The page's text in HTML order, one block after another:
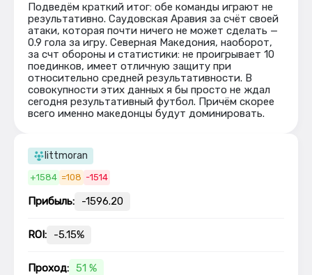
Подведём краткий итог: обе команды играют не
результативно. Саудовская Аравия за счёт своей
атаки, которая почти ничего не может сделать —
0.9 гола за игру. Северная Македония, наоборот,
за счт обороны и статистики: не проигрывает 10
поединков, имеет отличную защиту при
относительно средней результативности. В
совокупности этих данных я бы просто не ждал
сегодня результативный футбол. Причём скорее
всего именно македонцы будут доминировать.
littmoran
+1584 =108 -1514
Прибыль: -1596.20
ROI: -5.15%
Проход: 51 %